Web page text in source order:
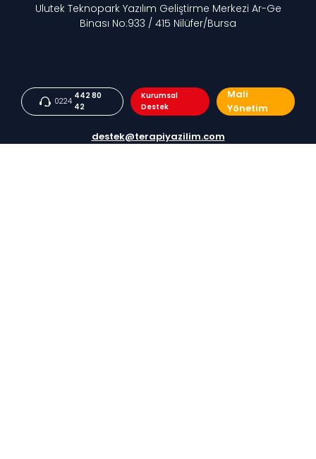
Ulutek Teknopark Yazılım Geliştirme Merkezi Ar-Ge
Binası No:933 / 415 Nilüfer/Bursa
0224
442 80
42
Kurumsal
Destek
Mali
Yönetim
destek@terapiyazilim.com